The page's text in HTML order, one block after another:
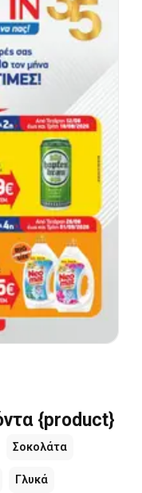
{product}
Σοκολάτα
Γλυκά